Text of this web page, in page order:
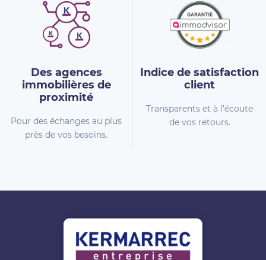
Des agences
immobilières de
proximité
Pour des échanges au plus
près de vos besoins.
Indice de satisfaction
client
Transparents et à l'écoute
de vos retours.